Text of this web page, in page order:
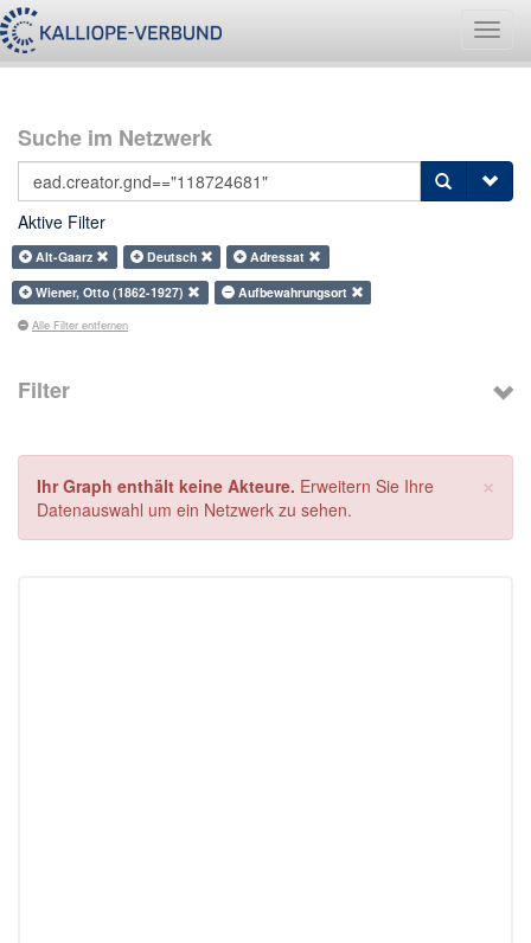
Suche im Netzwerk
Aktive Filter
Alt-Gaarz Deutsch
Adressat
Wiener, Otto (1862-1927)
Aufbewahrungsort
Alle Filter entfernen
Filter
×
Ihr Graph enthält keine Akteure. Erweitern Sie Ihre
Datenauswahl um ein Netzwerk zu sehen.